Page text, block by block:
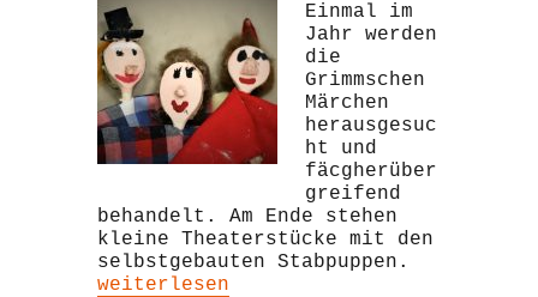
Einmal im
Jahr werden
die
Grimmschen
Märchen
herausgesuc
ht und
fäcgherüber
greifend
behandelt. Am Ende stehen
kleine Theaterstücke mit den
selbstgebauten Stabpuppen.
„Märchenprojekt“
weiterlesen